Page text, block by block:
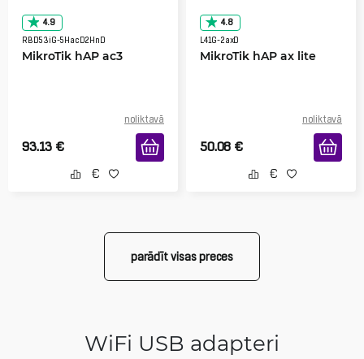
4.9
RBD53iG-5HacD2HnD
MikroTik hAP ac3
noliktavā
93.13 €
4.8
L41G-2axD
MikroTik hAP ax lite
noliktavā
50.08 €
parādīt visas preces
WiFi USB adapteri